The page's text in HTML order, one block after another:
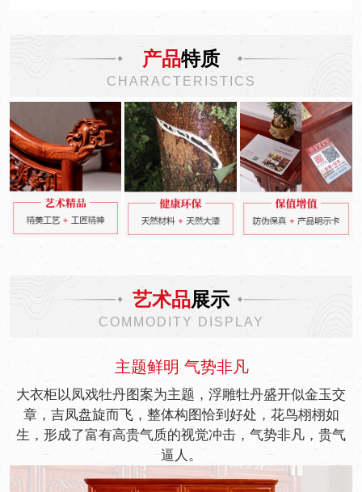
产品特质
CHARACTERISTICS
艺术品展示
COMMODITY DISPLAY
主题鲜明 气势非凡
大衣柜以凤戏牡丹图案为主题，浮雕牡丹盛开似金玉交
章，吉凤盘旋而飞，整体构图恰到好处，花鸟栩栩如
生，形成了富有高贵气质的视觉冲击，气势非凡，贵气
逼人。